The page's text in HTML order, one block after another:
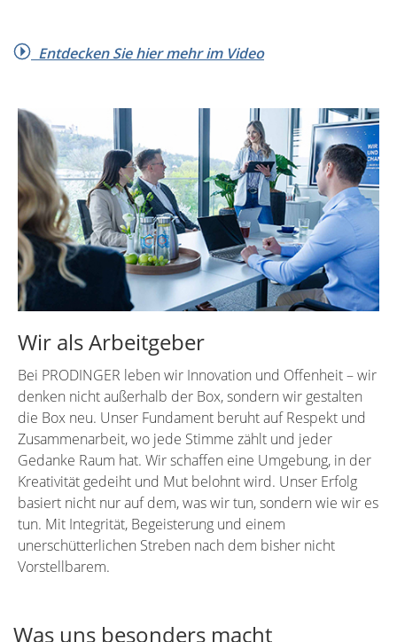
Entdecken Sie hier mehr im Video
Wir als Arbeitgeber
Bei PRODINGER leben wir Innovation und Offenheit – wir
denken nicht außerhalb der Box, sondern wir gestalten
die Box neu. Unser Fundament beruht auf Respekt und
Zusammenarbeit, wo jede Stimme zählt und jeder
Gedanke Raum hat. Wir schaffen eine Umgebung, in der
Kreativität gedeiht und Mut belohnt wird. Unser Erfolg
basiert nicht nur auf dem, was wir tun, sondern wie wir es
tun. Mit Integrität, Begeisterung und einem
unerschütterlichen Streben nach dem bisher nicht
Vorstellbarem.
Was uns besonders macht